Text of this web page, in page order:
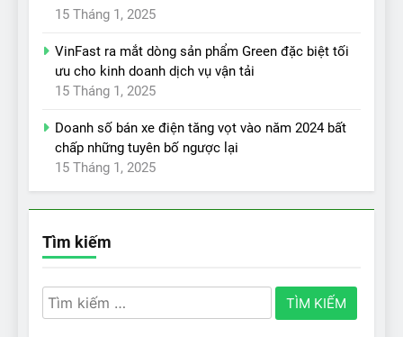
15 Tháng 1, 2025
VinFast ra mắt dòng sản phẩm Green đặc biệt tối
ưu cho kinh doanh dịch vụ vận tải
15 Tháng 1, 2025
Doanh số bán xe điện tăng vọt vào năm 2024 bất
chấp những tuyên bố ngược lại
15 Tháng 1, 2025
Tìm kiếm
Tìm
kiếm